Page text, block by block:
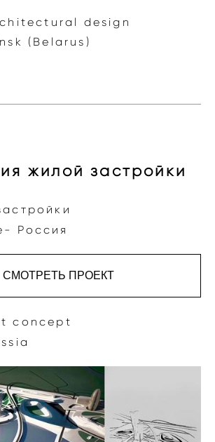
design
(Belarus)
жилой застройки
Россия
СМОТРЕТЬ ПРОЕКТ
concept